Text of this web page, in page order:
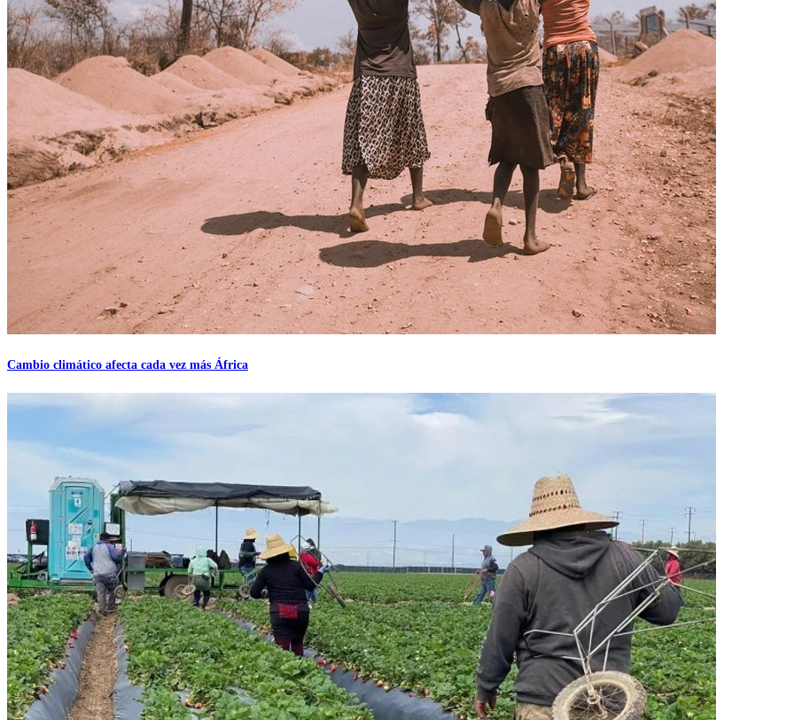
Cambio climático afecta cada vez más África